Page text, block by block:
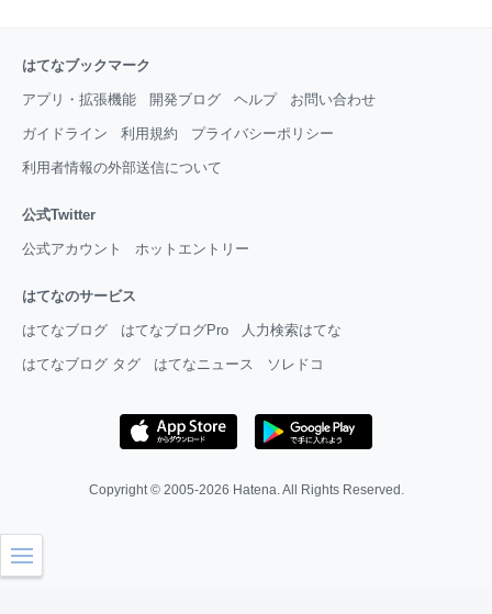
はてなブックマーク
アプリ・拡張機能 開発ブログ ヘルプ お問い合わせ
ガイドライン 利用規約 プライバシーポリシー
利用者情報の外部送信について
公式Twitter
公式アカウント ホットエントリー
はてなのサービス
はてなブログ はてなブログPro 人力検索はてな
はてなブログ タグ はてなニュース ソレドコ
Copyright © 2005-2026 Hatena. All Rights Reserved.